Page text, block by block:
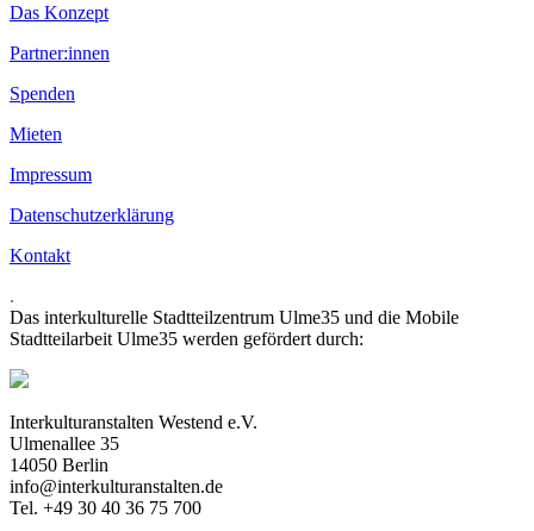
Das Konzept
Partner:innen
Spenden
Mieten
Impressum
Datenschutzerklärung
Kontakt
.
Das interkulturelle Stadtteilzentrum Ulme35 und die Mobile
Stadtteilarbeit Ulme35 werden gefördert durch:
Interkulturanstalten Westend e.V.
Ulmenallee 35
14050 Berlin
info@interkulturanstalten.de
Tel. +49 30 40 36 75 700